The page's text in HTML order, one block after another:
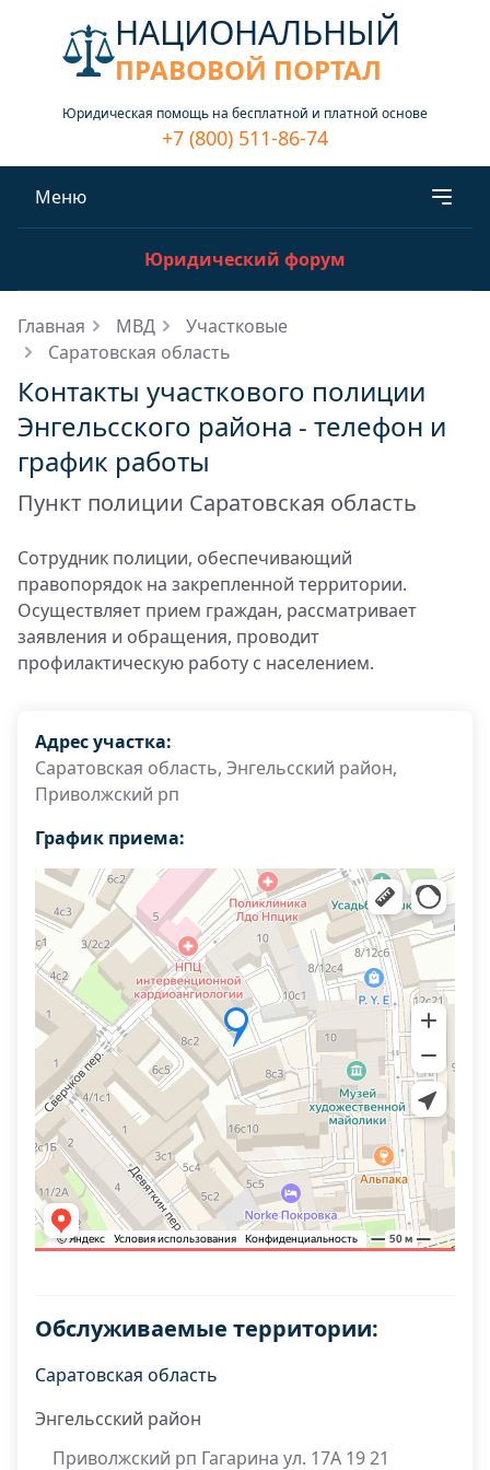
НАЦИОНАЛЬНЫЙ
ПРАВОВОЙ ПОРТАЛ
Юридическая помощь на бесплатной и платной основе
+7 (800) 511-86-74
Меню
Юридический форум
Главная МВД
Участковые
Саратовская область
Контакты участкового полиции
Энгельсского района - телефон и
график работы
Пункт полиции Саратовская область
Сотрудник полиции, обеспечивающий
правопорядок на закрепленной территории.
Осуществляет прием граждан, рассматривает
заявления и обращения, проводит
профилактическую работу с населением.
Адрес участка:
Саратовская область, Энгельсский район,
Приволжский рп
График приема:
Обслуживаемые территории:
Саратовская область
Энгельсский район
Приволжский рп Гагарина ул. 17А 19 21